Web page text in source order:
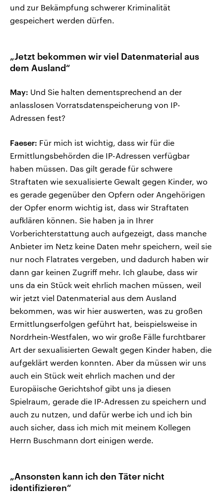
und zur Bekämpfung schwerer Kriminalität
gespeichert werden dürfen.
„Jetzt bekommen wir viel Datenmaterial aus
dem Ausland“
May: Und Sie halten dementsprechend an der
anlasslosen Vorratsdatenspeicherung von IP-
Adressen fest?
Faeser: Für mich ist wichtig, dass wir für die
Ermittlungsbehörden die IP-Adressen verfügbar
haben müssen. Das gilt gerade für schwere
Straftaten wie sexualisierte Gewalt gegen Kinder, wo
es gerade gegenüber den Opfern oder Angehörigen
der Opfer enorm wichtig ist, dass wir Straftaten
aufklären können. Sie haben ja in Ihrer
Vorberichterstattung auch aufgezeigt, dass manche
Anbieter im Netz keine Daten mehr speichern, weil sie
nur noch Flatrates vergeben, und dadurch haben wir
dann gar keinen Zugriff mehr. Ich glaube, dass wir
uns da ein Stück weit ehrlich machen müssen, weil
wir jetzt viel Datenmaterial aus dem Ausland
bekommen, was wir hier auswerten, was zu großen
Ermittlungserfolgen geführt hat, beispielsweise in
Nordrhein-Westfalen, wo wir große Fälle furchtbarer
Art der sexualisierten Gewalt gegen Kinder haben, die
aufgeklärt werden konnten. Aber da müssen wir uns
auch ein Stück weit ehrlich machen und der
Europäische Gerichtshof gibt uns ja diesen
Spielraum, gerade die IP-Adressen zu speichern und
auch zu nutzen, und dafür werbe ich und ich bin
auch sicher, dass ich mich mit meinem Kollegen
Herrn Buschmann dort einigen werde.
„Ansonsten kann ich den Täter nicht
identifizieren“